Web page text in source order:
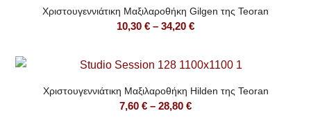
28,80 €
Χριστουγεννιάτικη Μαξιλαροθήκη Gilgen της Teoran
10,30 € – 34,20 €Price
10,30 €
34,20 €
Χριστουγεννιάτικη Μαξιλαροθήκη Hilden της Teoran
7,60 € – 28,80 €Price